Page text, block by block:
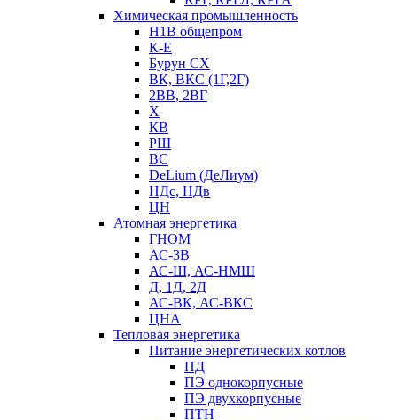
Химическая промышленность
Н1В общепром
К-Е
Бурун СХ
ВК, ВКС (1Г,2Г)
2ВВ, 2ВГ
Х
КВ
РШ
ВС
DeLium (ДеЛиум)
НДс, НДв
ЦН
Атомная энергетика
ГНОМ
АС-3В
АС-Ш, АС-НМШ
Д, 1Д, 2Д
АС-ВК, АС-ВКС
ЦНА
Тепловая энергетика
Питание энергетических котлов
ПД
ПЭ однокорпусные
ПЭ двухкорпусные
ПТН